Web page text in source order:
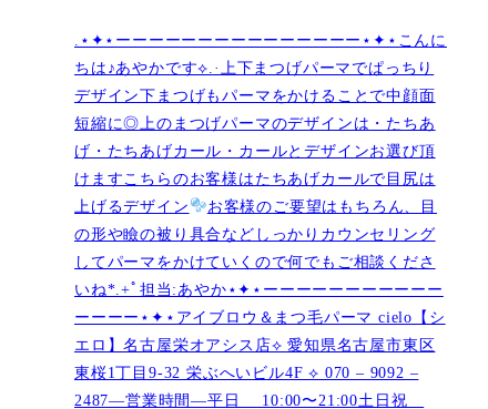
.⋆✦⋆ーーーーーーーーーーーーーーー⋆✦⋆こんに
ちは♪あやかです︎⟡.·上下まつげパーマでぱっちり
デザイン下まつげもパーマをかけることで中顔面
短縮に◎上のまつげパーマのデザインは・たちあ
げ・たちあげカール・カールとデザインお選び頂
けますこちらのお客様はたちあげカールで目尻は
上げるデザイン
お客様のご要望はもちろん、目
の形や瞼の被り具合などしっかりカウンセリング
してパーマをかけていくので何でもご相談くださ
いね︎︎︎*.+ﾟ担当:あやか⋆✦⋆ーーーーーーーーーーー
ーーーー⋆✦⋆アイブロウ＆まつ毛パーマ cielo【シ
エロ】名古屋栄オアシス店︎︎⟡ 愛知県名古屋市東区
東桜1丁目9-32 栄ぶへいビル4F ︎︎⟡ 070 – 9092 –
2487—営業時間—平日 10:00〜21:00土日祝